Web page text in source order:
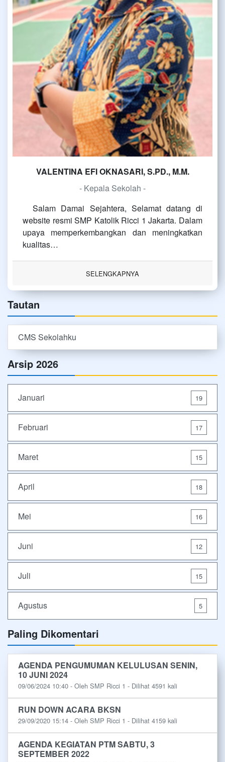
VALENTINA EFI OKNASARI, S.PD., M.M.
- Kepala Sekolah -
Salam Damai Sejahtera, Selamat datang di
website resmi SMP Katolik Ricci 1 Jakarta. Dalam
upaya memperkembangkan dan meningkatkan
kualitas…
SELENGKAPNYA
Tautan
CMS Sekolahku
Arsip 2026
Januari 19
Februari 17
Maret 15
April 18
Mei 16
Juni 12
Juli 15
Agustus 5
Paling Dikomentari
AGENDA PENGUMUMAN KELULUSAN SENIN,
10 JUNI 2024
09/06/2024 10:40 - Oleh SMP Ricci 1 - Dilihat 4591 kali
RUN DOWN ACARA BKSN
29/09/2020 15:14 - Oleh SMP Ricci 1 - Dilihat 4159 kali
AGENDA KEGIATAN PTM SABTU, 3
SEPTEMBER 2022